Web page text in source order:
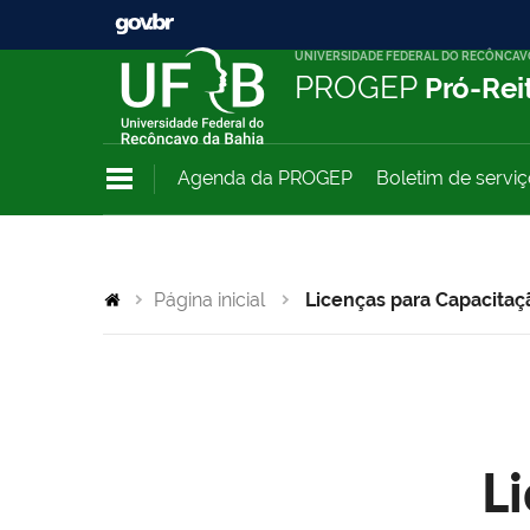
UNIVERSIDADE FEDERAL DO
PROGEP Pró-
Agenda da PROGEP Boletim de
Página inicial Licenças para